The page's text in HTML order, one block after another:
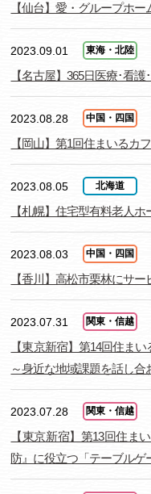
【仙台】愛・グループホ
2023.09.01 東海・北陸
【名古屋】365日医療･看
2023.08.28 中国・四国
【岡山】第1回住まいるカ
2023.08.05 北海道
【札幌】住宅型有料老人
2023.08.03 中国・四国
【香川】高松市栗林にサ
2023.07.31 関東・信越
【東京新宿】第14回住ま
～身近な地域課題を話し合
2023.07.28 関東・信越
【東京新宿】第13回住ま
防』に役立つ「テーブルゲ